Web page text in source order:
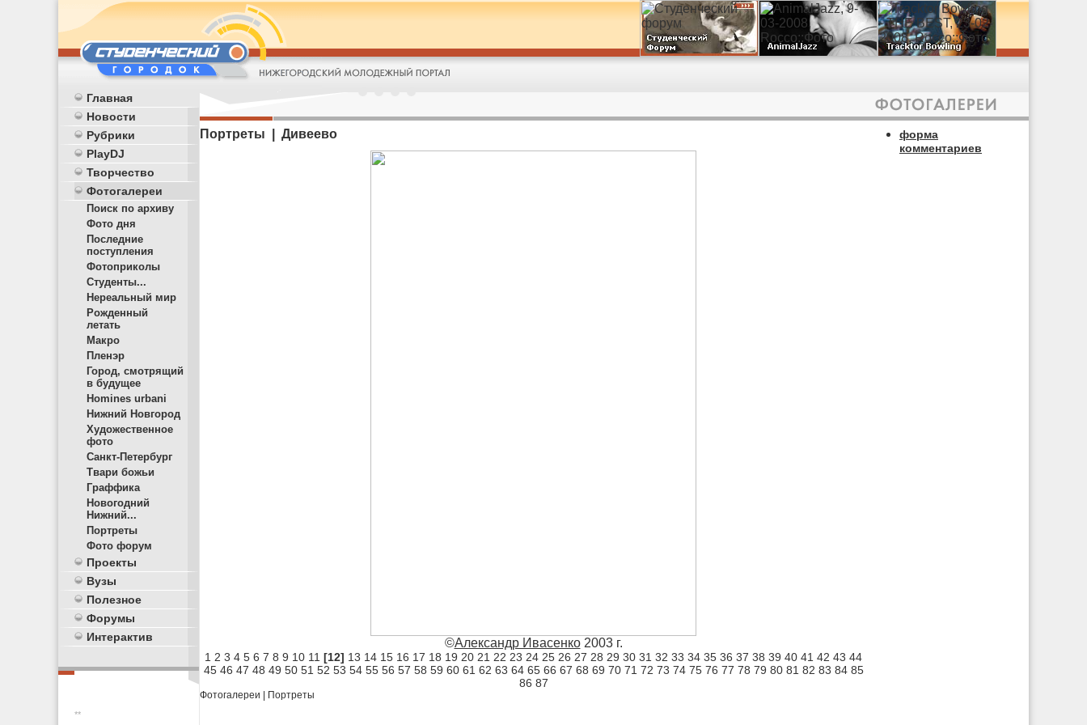
Главная
Новости
Рубрики
PlayDJ
Творчество
Фотогалереи
Поиск по архиву
Фото дня
Последние
поступления
Фотоприколы
Студенты...
Нереальный мир
Рожденный
летать
Макро
Пленэр
Город, смотрящий
в будущее
Homines urbani
Нижний Новгород
Художественное
фото
Санкт-Петербург
Твари божьи
Граффика
Новогодний
Нижний...
Портреты
Фото форум
Проекты
Вузы
Полезное
Форумы
Интерактив
**
Портреты | Дивеево
©Александр Ивасенко2003 г.
1 2 3 4 5 6 7 8 9 10 11 [12] 13 14 15 16 17 18 19 20 21 22 23 24 25 26 27 28 29 30 31 32 33 34 35 36 37 38 39 40 41 42 43 44
45 46 47 48 49 50 51 52 53 54 55 56 57 58 59 60 61 62 63 64 65 66 67 68 69 70 71 72 73 74 75 76 77 78 79 80 81 82 83 84 85
86 87
Фотогалереи Портреты
форма
комментариев